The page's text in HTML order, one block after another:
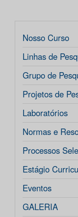
Nosso Curso
Linhas de
Grupo de
Projetos de
Laboratórios
Normas e
Processos
Estágio
Eventos
GALERIA